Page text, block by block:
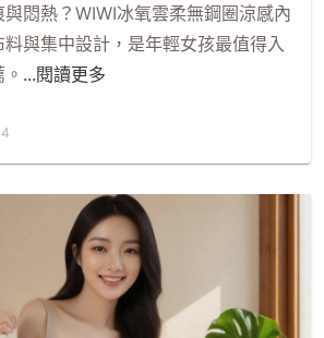
悶熱？WIWI冰氧雲柔無鋼圈涼感內
與集中設計，是年輕女孩最值得入
...閱讀更多